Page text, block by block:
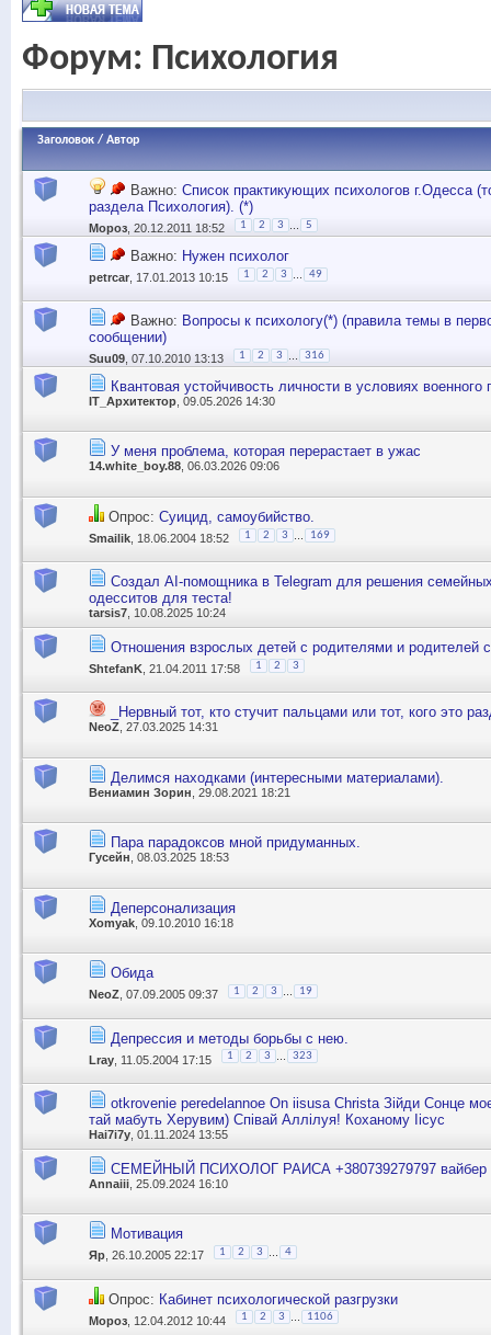
Форум: Психология
Заголовок / Автор
Важно: Список практикующих психологов г.Одесса
раздела Психология). (*)
Мороз , 20.12.2011 18:52 1 2 3 5
Важно: Нужен психолог
petrcar , 17.01.2013 10:15 1 2 3 49
Важно: Вопросы к психологу(*) (правила темы в
сообщении)
Suu09 , 07.10.2010 13:13 1 2 3 316
Квантовая устойчивость личности в условиях военного
IT_Архитектор , 09.05.2026 14:30
У меня проблема, которая перерастает в ужас
14.white_boy.88, 06.03.2026 09:06
Опрос: Суицид, самоубийство.
Smailik , 18.06.2004 18:52 1 2 3 169
Создал AI-помощника в Telegram для решения
одесситов для теста!
tarsis7 , 10.08.2025 10:24
Отношения взрослых детей с родителями и родителей
ShtefanK , 21.04.2011 17:58 1 2 3
_Нервный тот, кто стучит пальцами или тот, кого это
NeoZ , 27.03.2025 14:31
Делимся находками (интересными материалами).
Вениамин Зорин , 29.08.2021 18:21
Пара парадоксов мной придуманных.
Гусейн , 08.03.2025 18:53
Деперсонализация
Xomyak , 09.10.2010 16:18
Обида
NeoZ , 07.09.2005 09:37 1 2 3 19
Депрессия и методы борьбы с нею.
Lray , 11.05.2004 17:15 1 2 3 ... 323
otkrovenie peredelannoe On iisusa Christa Зійди Сонце
тай мабуть Херувим) Співай Аллілуя! Коханому Іісус
Hai7i7y , 01.11.2024 13:55
СЕМЕЙНЫЙ ПСИХОЛОГ РАИСА +380739279797 вайбер
Annaiii , 25.09.2024 16:10
Мотивация
Яр , 26.10.2005 22:17 1 2 3 4
Опрос: Кабинет психологической разгрузки
Мороз , 12.04.2012 10:44 1 2 3 1106